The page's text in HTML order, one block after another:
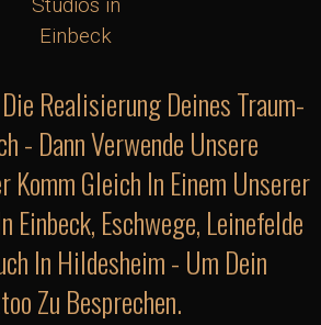
Realisierung Deines Traum-
- Dann Verwende Unsere
Komm Gleich In Einem Unserer
Einbeck, Eschwege, Leinefelde
In Hildesheim - Um Dein
Zu Besprechen.